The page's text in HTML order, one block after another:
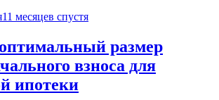
11 месяцев спустя
размер
взноса для
ипотеки